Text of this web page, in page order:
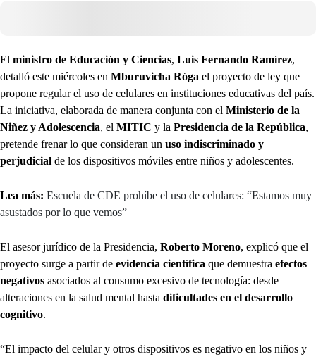
El ministro de Educación y Ciencias, Luis Fernando Ramírez,
detalló este miércoles en Mburuvicha Róga el proyecto de ley que
propone regular el uso de celulares en instituciones educativas del país.
La iniciativa, elaborada de manera conjunta con el Ministerio de la
Niñez y Adolescencia, el MITIC y la Presidencia de la República,
pretende frenar lo que consideran un uso indiscriminado y
perjudicial de los dispositivos móviles entre niños y adolescentes.
Lea más: Escuela de CDE prohíbe el uso de celulares: “Estamos muy
asustados por lo que vemos”
El asesor jurídico de la Presidencia, Roberto Moreno, explicó que el
proyecto surge a partir de evidencia científica que demuestra efectos
negativos asociados al consumo excesivo de tecnología: desde
alteraciones en la salud mental hasta dificultades en el desarrollo
cognitivo.
“El impacto del celular y otros dispositivos es negativo en los niños y